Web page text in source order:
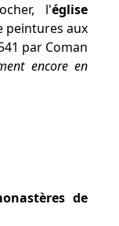
l'église
peintures aux
par Coman
encore en
de